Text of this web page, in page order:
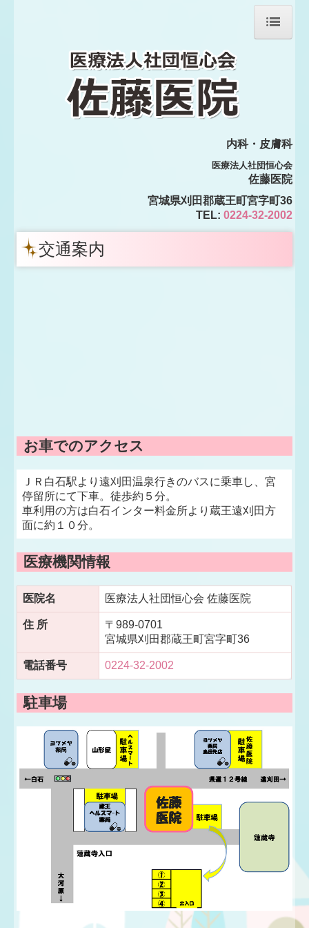
院長紹介
副院長紹介
内視鏡検査
炎症性腸疾患の患者様へ
内科・皮膚科
医療法人社団恒心会
佐藤医院
宮城県刈田郡蔵王町宮字町36
TEL: 0224-32-2002
交通案内
お車でのアクセス
ＪＲ白石駅より遠刈田温泉行きのバスに乗車し、宮
停留所にて下車。徒歩約５分。
車利用の方は白石インター料金所より蔵王遠刈田方
面に約１０分。
医療機関情報
医院名 医療法人社団恒心会 佐藤医院
住 所
〒989-0701
宮城県刈田郡蔵王町宮字町36
電話番号 0224-32-2002
駐車場